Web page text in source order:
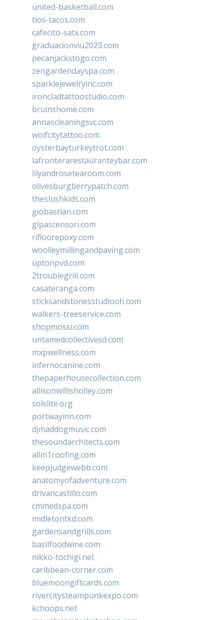
united-basketball.com
tios-tacos.com
cafecito-satx.com
graduacionviu2023.com
pecanjackstogo.com
zengardendayspa.com
sparklejewelryinc.com
ironcladtattoostudio.com
bruinshome.com
annascleaningsvc.com
wolfcitytattoo.com
oysterbayturkeytrot.com
lafronterarestauranteybar.com
lilyandrosetearoom.com
olivesburgberrypatch.com
theslushkids.com
giobastian.com
glpascensori.com
rifloorepoxy.com
woolleymillingandpaving.com
uptonpvd.com
2troublegrill.com
casateranga.com
sticksandstonesstudiooh.com
walkers-treeservice.com
shopmossi.com
untamedcollectivesd.com
mxpwellness.com
infernocanine.com
thepaperhousecollection.com
allisonwillisholley.com
solslite.org
portwayinn.com
djmaddogmusic.com
thesoundarchitects.com
allin1roofing.com
keepjudgewebb.com
anatomyofadventure.com
drivancastillo.com
cmmedspa.com
midletontkd.com
gardensandgrills.com
basilfoodwine.com
nikko-tochigi.net
caribbean-corner.com
bluemoongiftcards.com
rivercitysteampunkexpo.com
kchoops.net